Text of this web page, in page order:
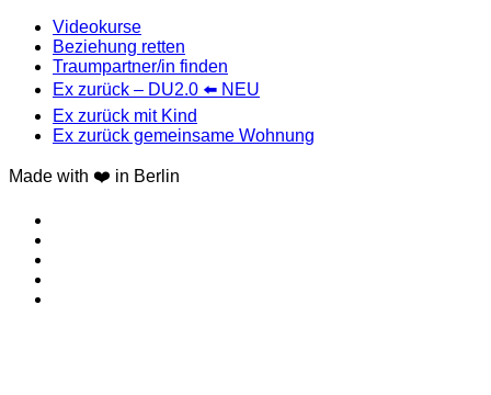
Videokurse
Beziehung retten
Traumpartner/in finden
Ex zurück – DU2.0 ⬅️ NEU
Ex zurück mit Kind
Ex zurück gemeinsame Wohnung
Made with ❤️ in Berlin